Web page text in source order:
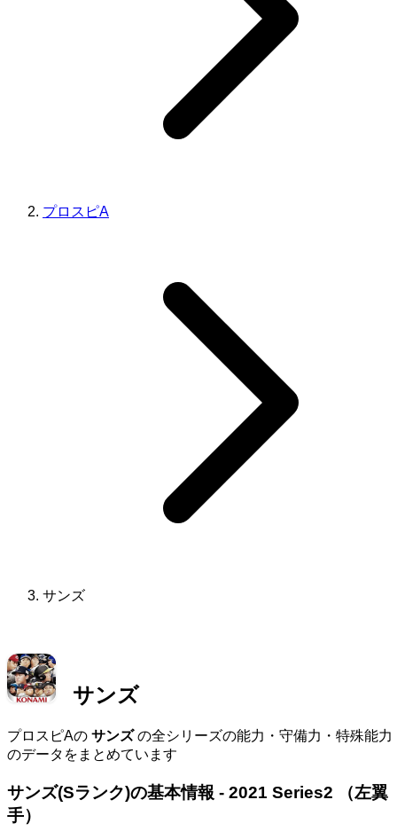
プロスピA
サンズ
サンズ
プロスピAの サンズの全シリーズの能力・守備力・特殊能力
のデータをまとめています
サンズ(Sランク)の基本情報 - 2021 Series2 （左翼
手）